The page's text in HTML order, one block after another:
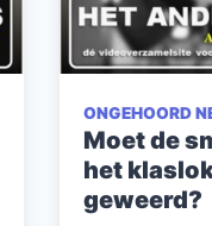
ONGEHOORD
Moet de
het
geweerd?